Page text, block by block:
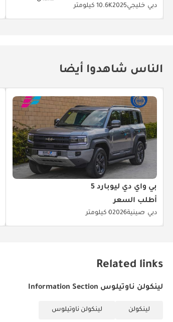
دبي خليجي202510.6K كيلومتر
الناس شاهدوا أيضا
بي واي دي ليوبارد 5
أطلب السعر
دبي صينية20260 كيلومتر
Related links
لينكولن ناوتيلوس Information Section
لينكولن لينكولن ناوتيلوس